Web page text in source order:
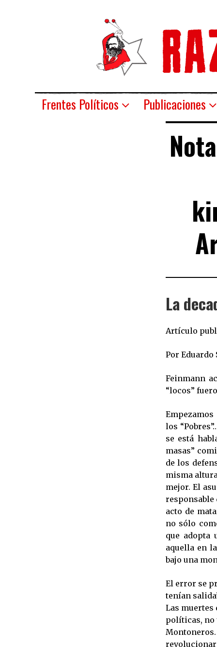
Frentes Políticos Publicaciones
La
Artículo
Por
Feinmann
“locos”
los
se está
masas”
de los
misma
mejor. El
responsable
acto de
no sólo
que adopta
aquella en
bajo una
El error se
tenían
Las muertes
políticas, no